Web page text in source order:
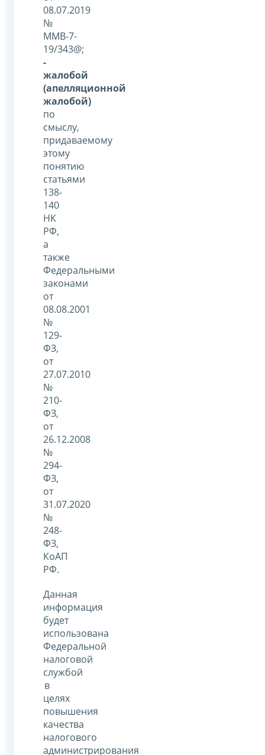
08.07.2019
№
ММВ-7-
19/343@;
-
жалобой
(апелляционной
жалобой)
по
смыслу,
придаваемому
этому
понятию
статьями
138-
140
НК
РФ,
а
также
Федеральными
законами
от
08.08.2001
№
129-
ФЗ,
от
27.07.2010
№
210-
ФЗ,
от
26.12.2008
№
294-
ФЗ,
от
31.07.2020
№
248-
ФЗ,
КоАП
РФ.
Данная
информация
будет
использована
Федеральной
налоговой
службой
в
целях
повышения
качества
налогового
администрирования